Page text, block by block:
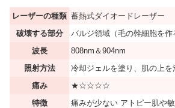
レーザーの種類 蓄熱式ダイオードレーザー
破壊する部分
バルジ領域（毛の幹細胞を作
波長
808nm＆904nm
照射方法
冷却ジェルを塗り、肌の上
痛み
★☆☆☆☆
特徴
痛みが少ない アトピー肌や